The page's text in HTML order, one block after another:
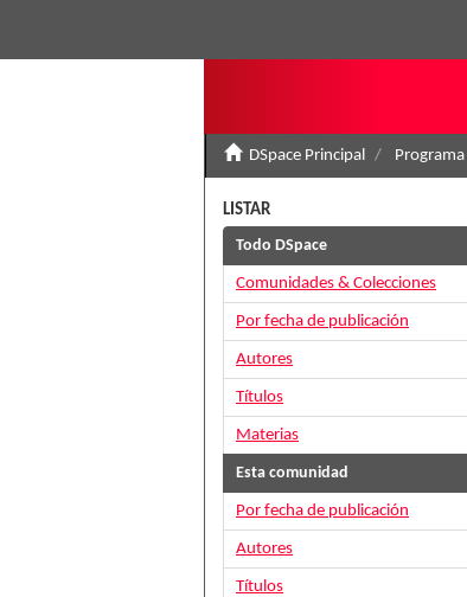
DSpace Principal
LISTAR
Todo DSpace
Comunidades & Colecciones
Por fecha de publicación
Autores
Títulos
Materias
Esta comunidad
Por fecha de publicación
Autores
Títulos